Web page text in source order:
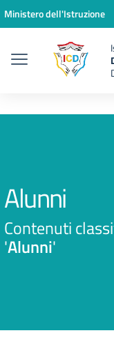
Vai ai contenuti
Vai al menu di navigazione
Vai al footer
Ministero dell'Istruzione
Alunni
Contenuti
'Alunni'